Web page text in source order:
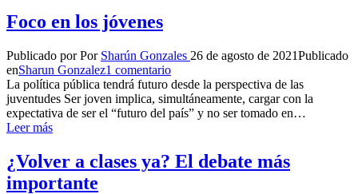
Foco en los jóvenes
Publicado por Por Sharún Gonzales 26 de agosto de 2021Publicado
enSharun Gonzalez1 comentario
La política pública tendrá futuro desde la perspectiva de las
juventudes Ser joven implica, simultáneamente, cargar con la
expectativa de ser el “futuro del país” y no ser tomado en…
Leer más
¿Volver a clases ya? El debate más
importante